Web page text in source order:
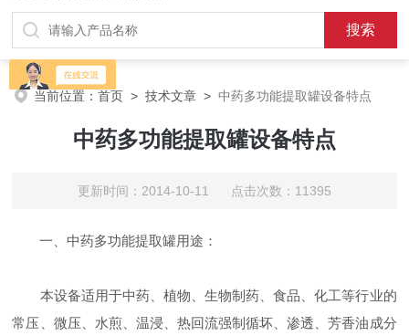
当前位置：首页 >技术文章 >中药多功能提取罐设备特点
中药多功能提取罐设备特点
更新时间：2014-10-11 点击次数：11395
一、中药多功能提取罐用途：
本设备适用于中药、植物、生物制药、食品、化工等行业的
常压、微压、水煎、温浸、热回流强制循坏、渗透、芳香油成分